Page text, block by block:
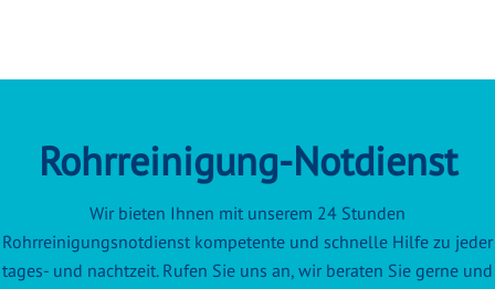
Rohrreinigung-Notdienst
Wir bieten Ihnen mit unserem 24 Stunden
Rohrreinigungsnotdienst kompetente und schnelle Hilfe zu jeder
tages- und nachtzeit. Rufen Sie uns an, wir beraten Sie gerne und